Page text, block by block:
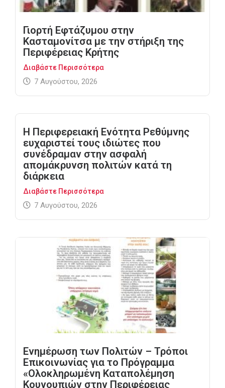
Γιορτή Εφτάζυμου στην
Κασταμονίτσα με την στήριξη της
Περιφέρειας Κρήτης
Διαβάστε Περισσότερα
7 Αυγούστου, 2026
Η Περιφερειακή Ενότητα Ρεθύμνης
ευχαριστεί τους ιδιώτες που
συνέδραμαν στην ασφαλή
απομάκρυνση πολιτών κατά τη
διάρκεια
Διαβάστε Περισσότερα
7 Αυγούστου, 2026
Ενημέρωση των Πολιτών – Τρόποι
Επικοινωνίας για το Πρόγραμμα
«Ολοκληρωμένη Καταπολέμηση
Κουνουπιών στην Περιφέρειας